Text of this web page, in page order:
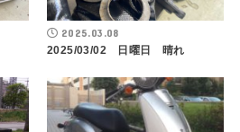
2025.03.08
2025/03/02 日曜日 晴れ